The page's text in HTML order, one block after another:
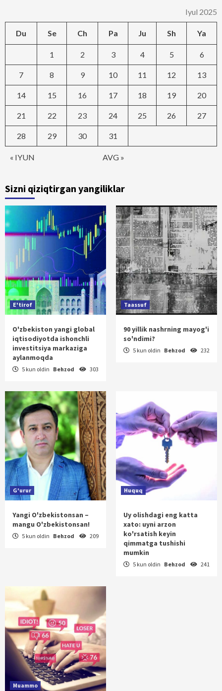
Iyul 2025
Du Se Ch Pa Ju Sh Ya
« IYUN AVG »
1 2 3 4 5 6
7 8 9 10 11 12 13
14 15 16 17 18 19 20
21 22 23 24 25 26 27
28 29 30 31
Sizni qiziqtirgan yangiliklar
E'tirof
O'zbekiston yangi global
iqtisodiyotda ishonchli
investitsiya markaziga
aylanmoqda
5 kun oldin Behzod 303
Taassuf
90 yillik nashrning mayog'i
so'ndimi?
5 kun oldin Behzod 232
G'urur
Yangi O'zbekistonsan –
mangu O'zbekistonsan!
5 kun oldin Behzod 209
Huquq
Uy olishdagi eng katta
xato: uyni arzon
ko'rsatish keyin
qimmatga tushishi
mumkin
5 kun oldin Behzod 241
Muammo